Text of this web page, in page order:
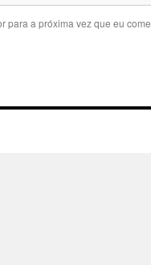
para a próxima vez que eu